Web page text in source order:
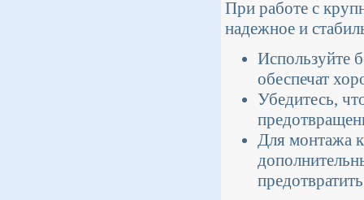
При работе с
надежное и
Используйте
обеспечат
Убедитесь,
Для монтажа